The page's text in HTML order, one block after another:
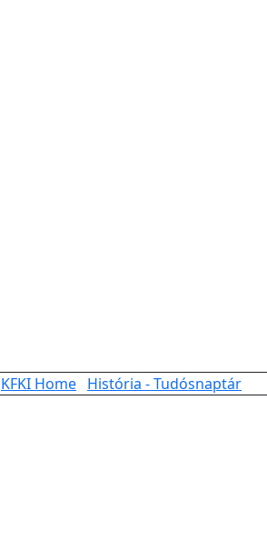
KFKI Home História - Tudósnaptár